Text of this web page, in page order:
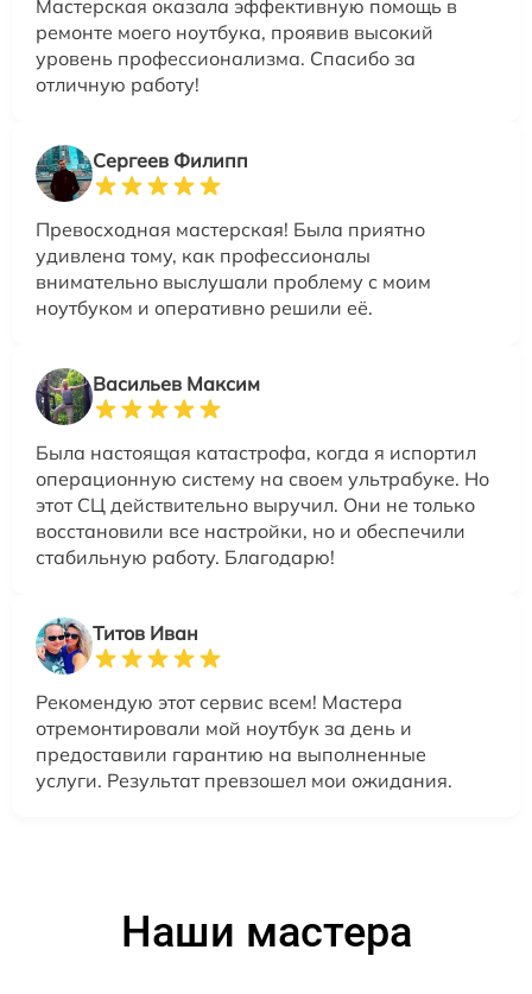
Мастерская оказала эффективную помощь в
ремонте моего ноутбука, проявив высокий
уровень профессионализма. Спасибо за
отличную работу!
Сергеев Филипп
Превосходная мастерская! Была приятно
удивлена тому, как профессионалы
внимательно выслушали проблему с моим
ноутбуком и оперативно решили её.
Васильев Максим
Была настоящая катастрофа, когда я испортил
операционную систему на своем ультрабуке. Но
этот СЦ действительно выручил. Они не только
восстановили все настройки, но и обеспечили
стабильную работу. Благодарю!
Титов Иван
Рекомендую этот сервис всем! Мастера
отремонтировали мой ноутбук за день и
предоставили гарантию на выполненные
услуги. Результат превзошел мои ожидания.
Наши мастера